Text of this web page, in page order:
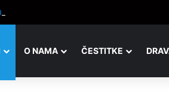
drugačija slika
O NAMA ČESTITKE